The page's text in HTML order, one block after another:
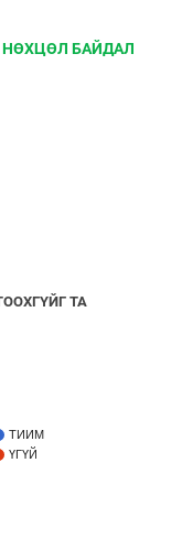
БАЙДАЛ
ТА
ТИЙМ
ҮГҮЙ